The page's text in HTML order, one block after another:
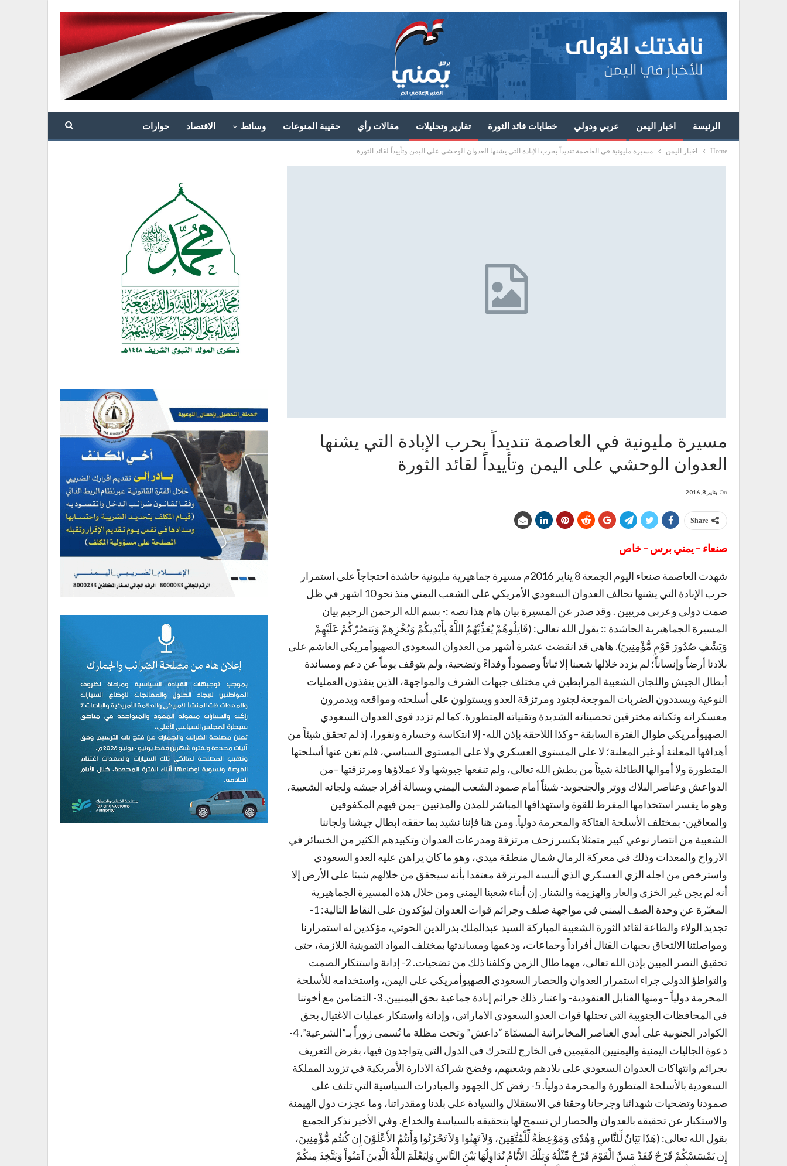
الرئيسة اخبار اليمن عربي ودولي خطابات قائد الثورة تقارير وتحليلات مقالات رأي حقيبة المنوعات وسائط الاقتصاد حوارات
Home اخبار اليمن مسيرة مليونية في العاصمة تنديداً بحرب الإبادة التي يشنها العدوان الوحشي على اليمن وتأييداً لقائد الثورة
مسيرة مليونية في العاصمة تنديداً بحرب الإبادة التي يشنها
العدوان الوحشي على اليمن وتأييداً لقائد الثورة
On يناير 8, 2016
Share
صنعاء – يمني برس – خاص
شهدت العاصمة صنعاء اليوم الجمعة 8 يناير 2016م مسيرة جماهيرية مليونية حاشدة احتجاجاً على استمرار
حرب الإبادة التي يشنها تحالف العدوان السعودي الأمريكي على الشعب اليمني منذ نحو 10 اشهر في ظل
صمت دولي وعربي مريبين . وقد صدر عن المسيرة بيان هام هذا نصه :- بسم الله الرحمن الرحيم بيان
المسيرة الجماهيرية الحاشدة :: يقول الله تعالى: (قَاتِلُوهُمْ يُعَذِّبْهُمُ اللَّهُ بِأَيْدِيكُمْ وَيُخْزِهِمْ وَيَنصُرْكُمْ عَلَيْهِمْ
وَيَشْفِ صُدُورَ قَوْمٍ مُّؤْمِنِينَ). هاهي قد انقضت عشرة أشهر من العدوان السعودي الصهيوأمريكي الغاشم على
بلادنا أرضاً وإنساناً؛ لم يزدد خلالها شعبنا إلا ثباتاً وصموداً وفداءً وتضحية، ولم يتوقف يوماً عن دعم ومساندة
أبطال الجيش واللجان الشعبية المرابطين في مختلف جبهات الشرف والمواجهة، الذين ينفذون العمليات
النوعية ويسددون الضربات الموجعة لجنود ومرتزقة العدو ويستولون على أسلحته ومواقعه ويدمرون
معسكراته وثكناته مخترقين تحصيناته الشديدة وتقنياته المتطورة. كما لم تزدد قوى العدوان السعودي
الصهيوأمريكي طوال الفترة السابقة –وكذا اللاحقة بإذن الله- إلا انتكاسة وخسارة ونفورا، إذ لم تحقق شيئاً من
أهدافها المعلنة أو غير المعلنة؛ لا على المستوى العسكري ولا على المستوى السياسي، فلم تغن عنها أسلحتها
المتطورة ولا أموالها الطائلة شيئاً من بطش الله تعالى، ولم تنفعها جيوشها ولا عملاؤها ومرتزقتها –من
الدواعش وعناصر البلاك ووتر والجنجويد- شيئاً أمام صمود الشعب اليمني وبسالة أفراد جيشه ولجانه الشعبية،
وهو ما يفسر استخدامها المفرط للقوة واستهدافها المباشر للمدن والمدنيين –بمن فيهم المكفوفين
والمعاقين- بمختلف الأسلحة الفتاكة والمحرمة دولياً. ومن هنا فإننا نشيد بما حققه ابطال جيشنا ولجاننا
الشعبية من انتصار نوعي كبير متمثلا بكسر زحف مرتزقة ومدرعات العدوان وتكبيدهم الكثير من الخسائر في
الارواح والمعدات وذلك في معركة الرمال شمال منطقة ميدي، وهو ما كان يراهن عليه العدو السعودي
واسترخص من اجله الزي العسكري الذي ألبسه المرتزقة معتقدا بأنه سيحقق من خلالهم شيئا على الأرض إلا
أنه لم يجن غير الخزي والعار والهزيمة والشنار. إن أبناء شعبنا اليمني ومن خلال هذه المسيرة الجماهيرية
المعبّرة عن وحدة الصف اليمني في مواجهة صلف وجرائم قوات العدوان ليؤكدون على النقاط التالية: 1-
تجديد الولاء والطاعة لقائد الثورة الشعبية المباركة السيد عبدالملك بدرالدين الحوثي، مؤكدين له استمرارنا
ومواصلتنا الالتحاق بجبهات القتال أفراداً وجماعات، ودعمها ومساندتها بمختلف المواد التموينية اللازمة، حتى
تحقيق النصر المبين بإذن الله تعالى، مهما طال الزمن وكلفنا ذلك من تضحيات. 2- إدانة واستنكار الصمت
والتواطؤ الدولي جراء استمرار العدوان والحصار السعودي الصهيوأمريكي على اليمن، واستخدامه للأسلحة
المحرمة دولياً –ومنها القنابل العنقودية- واعتبار ذلك جرائم إبادة جماعية بحق اليمنيين. 3- التضامن مع أخوتنا
في المحافظات الجنوبية التي تحتلها قوات العدو السعودي الاماراتي، وإدانة واستنكار عمليات الاغتيال بحق
الكوادر الجنوبية على أيدي العناصر المخابراتية المسمّاة “داعش” وتحت مظلة ما تُسمى زوراً بـ”الشرعية”. 4-
دعوة الجاليات اليمنية واليمنيين المقيمين في الخارج للتحرك في الدول التي يتواجدون فيها، بغرض التعريف
بجرائم وانتهاكات العدوان السعودي على بلادهم وشعبهم، وفضح شراكة الادارة الأمريكية في تزويد المملكة
السعودية بالأسلحة المتطورة والمحرمة دولياً. 5- رفض كل الجهود والمبادرات السياسية التي تلتف على
صمودنا وتضحيات شهدائنا وجرحانا وحقنا في الاستقلال والسيادة على بلدنا ومقدراتنا، وما عجزت دول الهيمنة
والاستكبار عن تحقيقه بالعدوان والحصار لن نسمح لها بتحقيقه بالسياسة والخداع. وفي الأخير نذكر الجميع
بقول الله تعالى: (هَذَا بَيَانٌ لِّلنَّاسِ وَهُدًى وَمَوْعِظَةٌ لِّلْمُتَّقِينَ، وَلاَ تَهِنُوا وَلاَ تَحْزَنُوا وَأَنتُمُ الأَعْلَوْنَ إِن كُنتُم مُّؤْمِنِينَ،
إِن يَمْسَسْكُمْ قَرْحٌ فَقَدْ مَسَّ الْقَوْمَ قَرْحٌ مِّثْلُهُ وَتِلْكَ الأَيَّامُ نُدَاوِلُهَا بَيْنَ النَّاسِ وَلِيَعْلَمَ اللَّهُ الَّذِينَ آمَنُواْ وَيَتَّخِذَ مِنكُمْ